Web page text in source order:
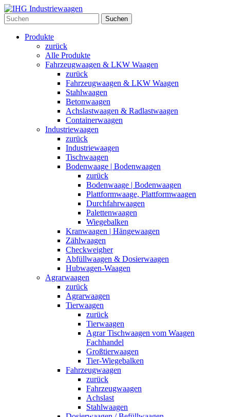
Suchen
Produkte
zurück
Alle Produkte
Fahrzeugwaagen & LKW Waagen
zurück
Fahrzeugwaagen & LKW Waagen
Stahlwaagen
Betonwaagen
Achslastwaagen & Radlastwaagen
Containerwaagen
Industriewaagen
zurück
Industriewaagen
Tischwaagen
Bodenwaage | Bodenwaagen
zurück
Bodenwaage | Bodenwaagen
Plattformwaage, Plattformwaagen
Durchfahrwaagen
Palettenwaagen
Wiegebalken
Kranwaagen | Hängewaagen
Zählwaagen
Checkweigher
Abfüllwaagen & Dosierwaagen
Hubwagen-Waagen
Agrarwaagen
zurück
Agrarwaagen
Tierwaagen
zurück
Tierwaagen
Agrar Tischwaagen vom Waagen
Fachhandel
Großtierwaagen
Tier-Wiegebalken
Fahrzeugwaagen
zurück
Fahrzeugwaagen
Achslast
Stahlwaagen